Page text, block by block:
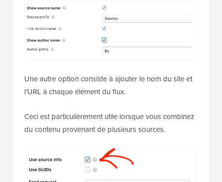
Une autre option consiste à ajouter le nom du site et
l'URL à chaque élément du flux.
Ceci est particulièrement utile lorsque vous combinez
du contenu provenant de plusieurs sources.